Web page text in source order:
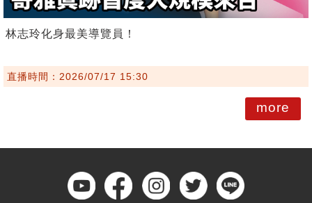
林志玲化身最美導覽員！
直播時間：2026/07/17 15:30
more